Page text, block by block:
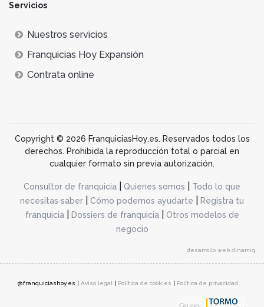
Servicios
Nuestros servicios
Franquicias Hoy Expansión
Contrata online
Copyright © 2026 FranquiciasHoy.es. Reservados todos los
derechos. Prohibida la reproducción total o parcial en
cualquier formato sin previa autorización.
Consultor de franquicia Quienes somos
Todo lo que
necesitas saber
Cómo podemos ayudarte
Registra tu
franquicia| Dossiers de franquicia|
Otros modelos de
negocio
desarrollo web dinamiq
@franquiciashoy.es | Aviso legal | Política de cookies | Política de privacidad